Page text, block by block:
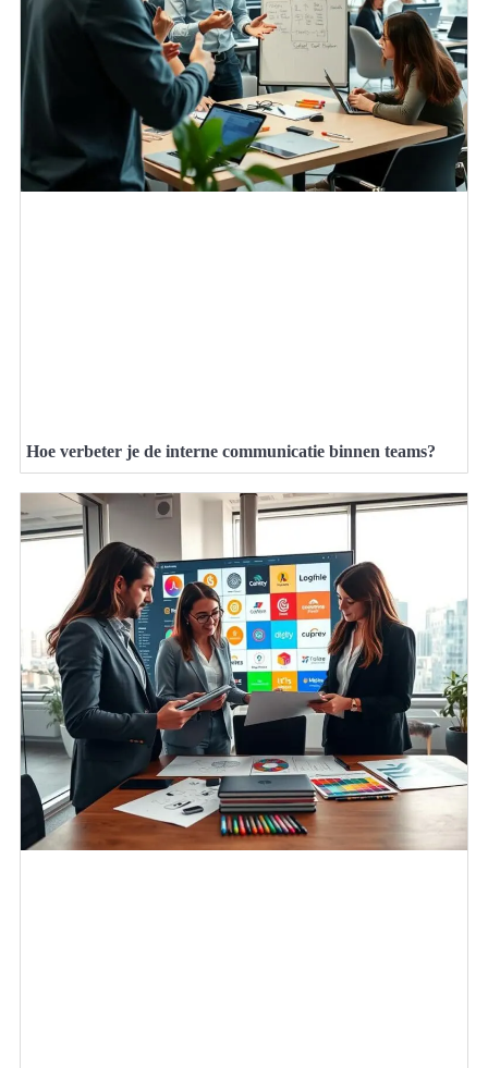
Hoe verbeter je de interne communicatie binnen teams?